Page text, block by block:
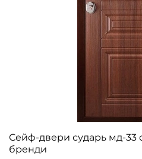
Сейф-двери сударь мд-33
бренди